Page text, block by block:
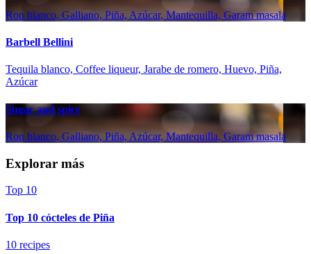
Ron blanco, Galliano, Piña, Azúcar, Mantequilla, Garam masala
Barbell Bellini
Tequila blanco, Coffee liqueur, Jarabe de romero, Huevo, Piña,
Azúcar
Sugar and spice
Ron blanco, Galliano, Piña, Azúcar, Mantequilla, Garam masala
Explorar más
Top 10
Top 10 cócteles de Piña
10 recipes